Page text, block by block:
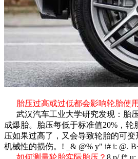
胎压过高或过低都会影响轮胎使
武汉汽车工业大学研究发现：胎
成爆胎。胎压每低于标准值20%，轮
压如果过高了，又会导致轮胎的可变
机械性的损伤。 ! _& @% y" i# i: @.